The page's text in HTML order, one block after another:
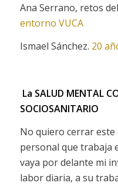
Ana Serrano, retos
entorno VUCA
Ismael Sánchez. 20
La SALUD MENTAL
SOCIOSANITARIO
No quiero cerrar
personal que trabaja
vaya por delante mi
labor diaria, a su